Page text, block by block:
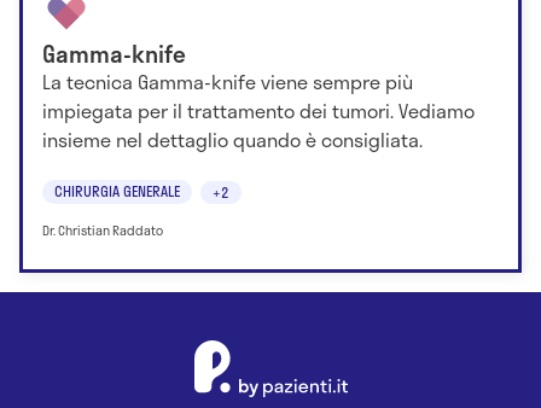
Gamma-knife
La tecnica Gamma-knife viene sempre più
impiegata per il trattamento dei tumori. Vediamo
insieme nel dettaglio quando è consigliata.
CHIRURGIA GENERALE +2
Dr. Christian Raddato